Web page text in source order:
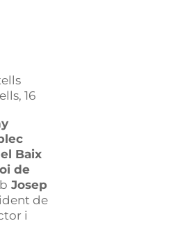
16
Baix
de
Josep
de
i